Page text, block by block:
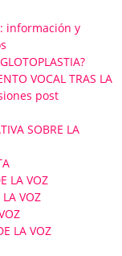
información y
VOCAL TRAS LA
post
SOBRE LA
LA VOZ
VOZ
LA VOZ